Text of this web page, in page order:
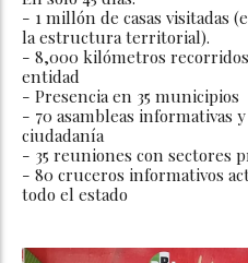
- 1 millón de casas visitadas
la estructura territorial).
- 8,000 kilómetros
entidad
- Presencia en 35 municipios
- 70 asambleas informativas
ciudadanía
- 35 reuniones con sectores
- 80 cruceros informativos
todo el estado